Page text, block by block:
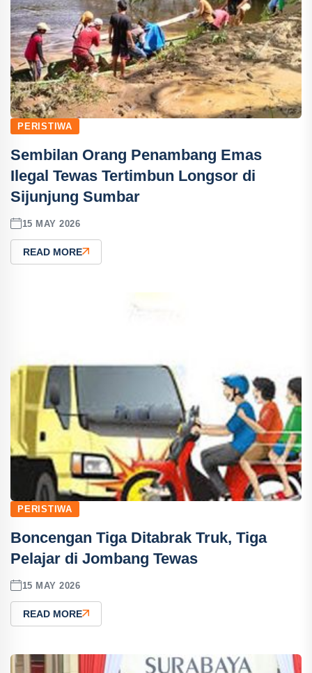
PERISTIWA
Sembilan Orang Penambang Emas
Ilegal Tewas Tertimbun Longsor di
Sijunjung Sumbar
15 MAY 2026
READ MORE
PERISTIWA
Boncengan Tiga Ditabrak Truk, Tiga
Pelajar di Jombang Tewas
15 MAY 2026
READ MORE